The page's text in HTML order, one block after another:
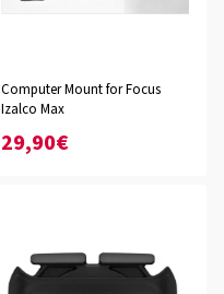
Computer Mount for Focus
Izalco Max
29,90€